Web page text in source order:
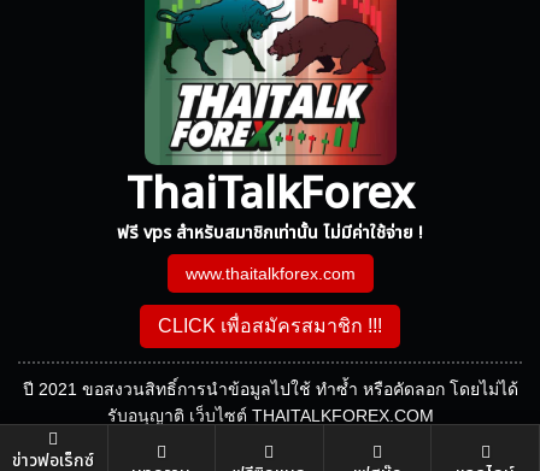
ThaiTalkForex
ฟรี vps สำหรับสมาชิกเท่านั้น ไม่มีค่าใช้จ่าย !
www.thaitalkforex.com
CLICK เพื่อสมัครสมาชิก !!!
ปี 2021 ขอสงวนสิทธิ์การนำข้อมูลไปใช้ ทำซ้ำ หรือคัดลอก โดยไม่ได้
รับอนุญาติ เว็บไซต์ THAITALKFOREX.COM
ข่าวฟอเร็กซ์